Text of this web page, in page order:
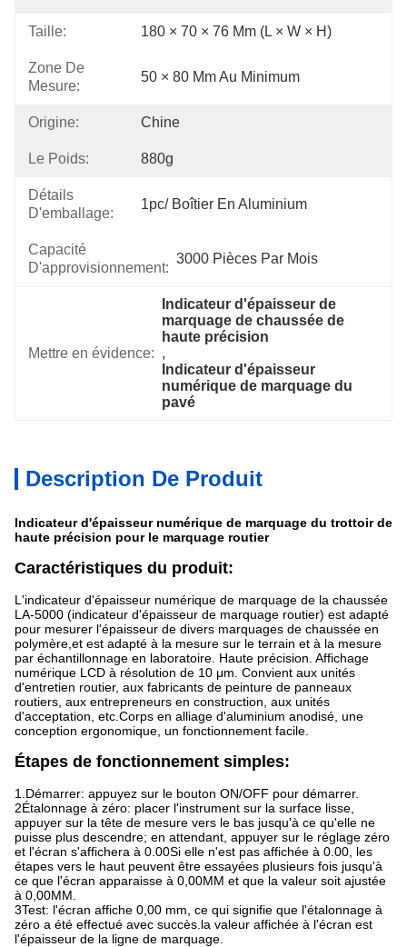
Taille: 180 × 70 × 76 Mm (L × W × H)
Zone De
Mesure:
50 × 80 Mm Au Minimum
Origine: Chine
Le Poids: 880g
Détails
D'emballage:
1pc/ Boîtier En Aluminium
Capacité
D'approvisionnement:
3000 Pièces Par Mois
Mettre en évidence:
Indicateur d'épaisseur de
marquage de chaussée de
haute précision
,
Indicateur d'épaisseur
numérique de marquage du
pavé
Description De Produit
Indicateur d'épaisseur numérique de marquage du trottoir de
haute précision pour le marquage routier
Caractéristiques du produit:
L'indicateur d'épaisseur numérique de marquage de la chaussée
LA-5000 (indicateur d'épaisseur de marquage routier) est adapté
pour mesurer l'épaisseur de divers marquages de chaussée en
polymère,et est adapté à la mesure sur le terrain et à la mesure
par échantillonnage en laboratoire. Haute précision. Affichage
numérique LCD à résolution de 10 μm. Convient aux unités
d'entretien routier, aux fabricants de peinture de panneaux
routiers, aux entrepreneurs en construction, aux unités
d'acceptation, etc.Corps en alliage d'aluminium anodisé, une
conception ergonomique, un fonctionnement facile.
Étapes de fonctionnement simples:
1 .Démarrer: appuyez sur le bouton ON/OFF pour démarrer.
2Étalonnage à zéro: placer l'instrument sur la surface lisse,
appuyer sur la tête de mesure vers le bas jusqu'à ce qu'elle ne
puisse plus descendre; en attendant, appuyer sur le réglage zéro
et l'écran s'affichera à 0.00Si elle n'est pas affichée à 0.00, les
étapes vers le haut peuvent être essayées plusieurs fois jusqu'à
ce que l'écran apparaisse à 0,00MM et que la valeur soit ajustée
à 0,00MM.
3Test: l'écran affiche 0,00 mm, ce qui signifie que l'étalonnage à
zéro a été effectué avec succès.la valeur affichée à l'écran est
l'épaisseur de la ligne de marquage.